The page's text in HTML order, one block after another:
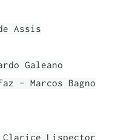
Assis
Galeano
- Marcos Bagno
Clarice Lispector